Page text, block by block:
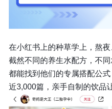
在小红书上的种草学上，熬
截然不同的养生水配方，不
都能找到他们的专属搭配公
近3,000篇，亲手自制的饮品